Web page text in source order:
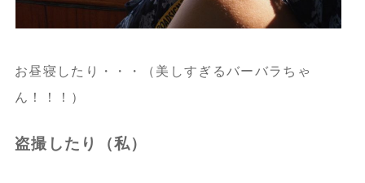
お昼寝したり・・・（美しすぎるバーバラちゃ
ん！！！）
盗撮したり（私）